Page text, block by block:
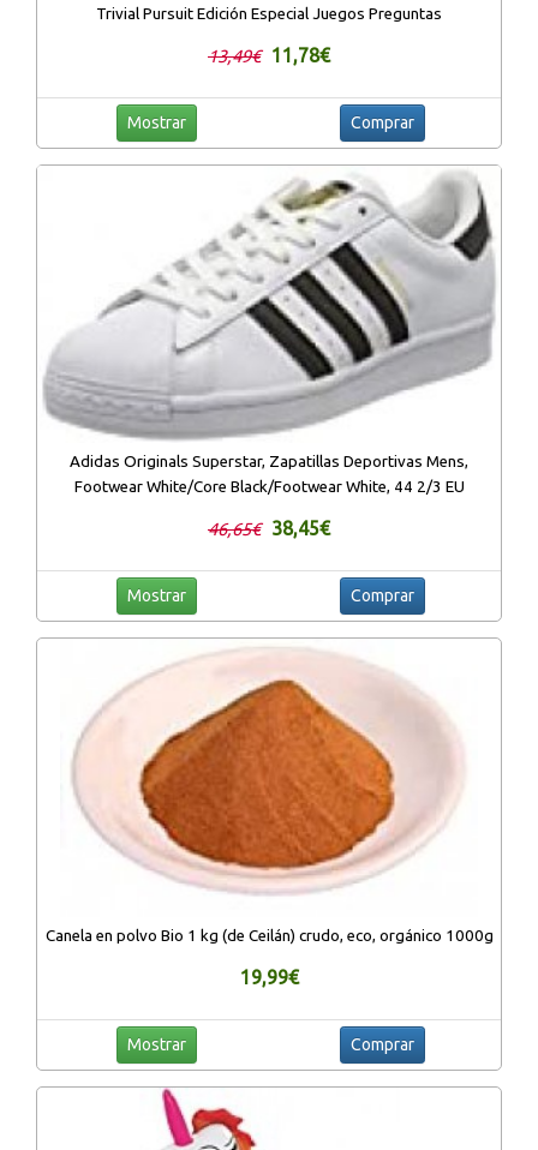
Trivial Pursuit Edición Especial Juegos Preguntas
13,49€ 11,78€
Mostrar Comprar
Adidas Originals Superstar, Zapatillas Deportivas Mens,
Footwear White/Core Black/Footwear White, 44 2/3 EU
46,65€ 38,45€
Mostrar Comprar
Canela en polvo Bio 1 kg (de Ceilán) crudo, eco, orgánico 1000g
19,99€
Mostrar Comprar